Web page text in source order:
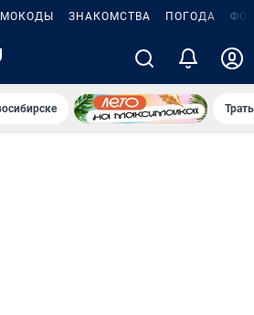
ЗНАКОМСТВА ПОГОДА